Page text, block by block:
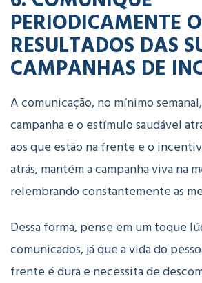
PERIODICAMENTE
RESULTADOS DAS
CAMPANHAS DE
A comunicação, no mínimo
campanha e o estímulo saudável
aos que estão na frente e o
atrás, mantém a campanha viva na
relembrando constantemente as
Dessa forma, pense em um toque
comunicados, já que a vida do
frente é dura e necessita de